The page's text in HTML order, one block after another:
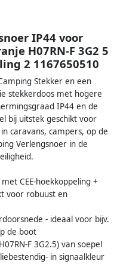
IP44 voor
H07RN-F 3G2 5
2 1167650510
Stekker en een
stekkerdoos met hogere
IP44 en de
bij uitstek geschikt voor
caravans, campers, op de
Verlengsnoer in de
CEE-hoekkoppeling +
voor robuust en
- ideaal voor bijv.
de boot
F 3G2.5) van soepel
in signaalkleur